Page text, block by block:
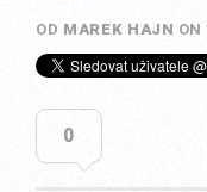
OD MAREK HAJN ON
0